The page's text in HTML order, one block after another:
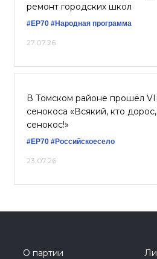
ремонт городских школ
#ЕР70 #Народная программа
27.07.26
В Томском районе прошёл
сенокоса «Всякий, кто
сенокос!»
#ЕР70 #Российскоесело
23.07.26
О партии